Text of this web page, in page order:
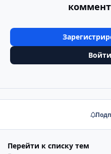
Перейти к списку тем